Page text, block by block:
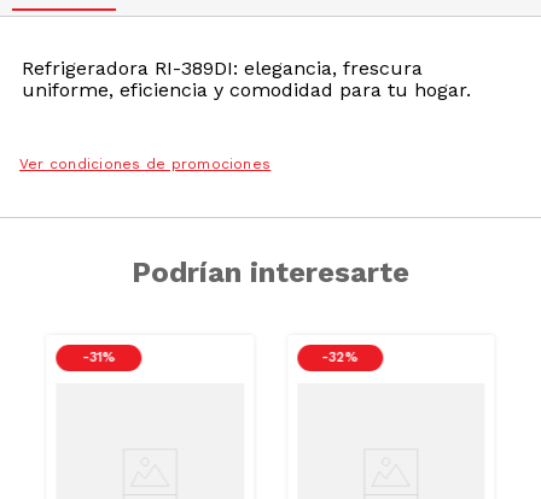
Refrigeradora RI-389DI: elegancia, frescura
uniforme, eficiencia y comodidad para tu hogar.
Ver condiciones de promociones
Podrían interesarte
-31 % -32 %